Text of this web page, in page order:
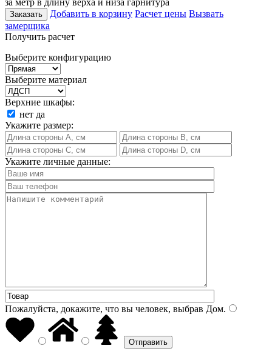
Заказать Добавить в корзину Расчет цены Вызвать
замерщика
Получить расчет
Выберите конфигурацию
Выберите материал
Верхние шкафы:
нет да
Укажите размер:
Укажите личные данные:
Пожалуйста, докажите, что вы человек, выбрав Дом.